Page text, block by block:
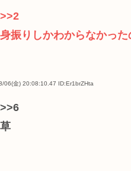
>>2
身振りしかわからなかっ
06(金) 20:08:10.47 ID:Er1brZHta
>>6
草